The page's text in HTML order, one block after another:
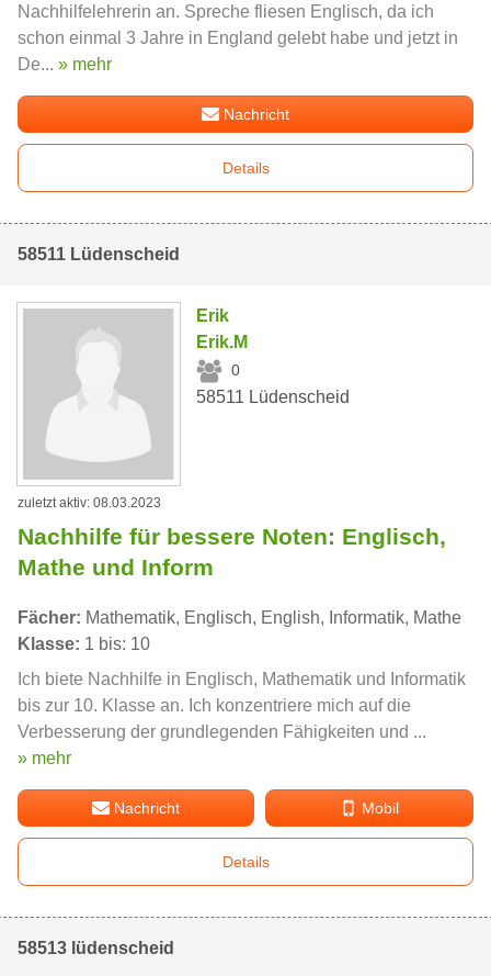
Nachhilfelehrerin an. Spreche fliesen Englisch, da ich
schon einmal 3 Jahre in England gelebt habe und jetzt in
De... » mehr
Nachricht
Details
58511 Lüdenscheid
Erik
Erik.M
0
58511 Lüdenscheid
zuletzt aktiv: 08.03.2023
Nachhilfe für bessere Noten: Englisch,
Mathe und Inform
Fächer: Mathematik, Englisch, English, Informatik, Mathe
Klasse: 1 bis: 10
Ich biete Nachhilfe in Englisch, Mathematik und Informatik
bis zur 10. Klasse an. Ich konzentriere mich auf die
Verbesserung der grundlegenden Fähigkeiten und ...
» mehr
Nachricht Mobil
Details
58513 lüdenscheid